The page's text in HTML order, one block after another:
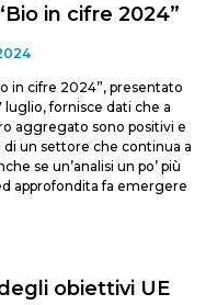
in cifre 2024”
in cifre 2024”, presentato
luglio, fornisce dati che a
aggregato sono positivi e
un settore che continua a
se un’analisi un po’ più
approfondita fa emergere
obiettivi UE